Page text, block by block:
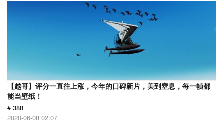
【越哥】评分一直往上涨，今年的口碑新片，美到窒息，每一帧都
能当壁纸！
# 388
2020-06-08 02:07